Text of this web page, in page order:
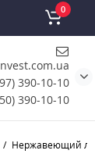
390-10-10
390-10-10
0
Нержавеющий